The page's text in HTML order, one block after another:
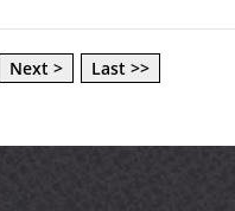
Next > Last >>